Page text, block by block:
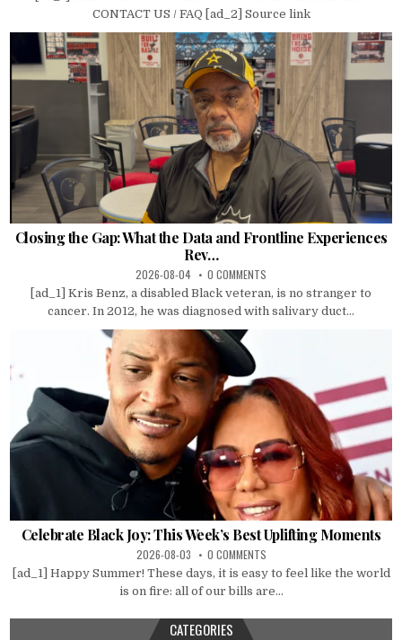
CONTACT US / FAQ [ad_2] Source link
Closing the Gap: What the Data and Frontline Experiences
Rev…
2026-08-04 0 COMMENTS
[ad_1] Kris Benz, a disabled Black veteran, is no stranger to
cancer. In 2012, he was diagnosed with salivary duct...
Celebrate Black Joy: This Week’s Best Uplifting Moments
2026-08-03 0 COMMENTS
[ad_1] Happy Summer! These days, it is easy to feel like the world
is on fire: all of our bills are...
CATEGORIES